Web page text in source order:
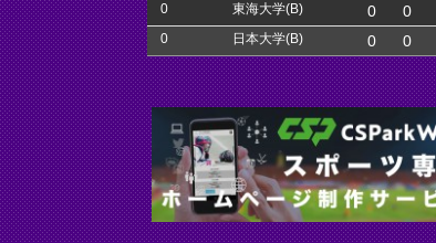
0 東海大学(B) 0 0
0 日本大学(B) 0 0